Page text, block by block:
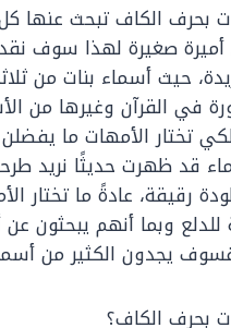
بحرف الكاف تبحث عنها
أميرة صغيرة لهذا سوف
حيث أسماء بنات من
في القرآن وغيرها من
تختار الأمهات ما
قد ظهرت حديثًا نريد
رقيقة، عادةً ما تختار
للدلع وبما أنهم يبحثون
يجدون الكثير من
بحرف الكاف؟